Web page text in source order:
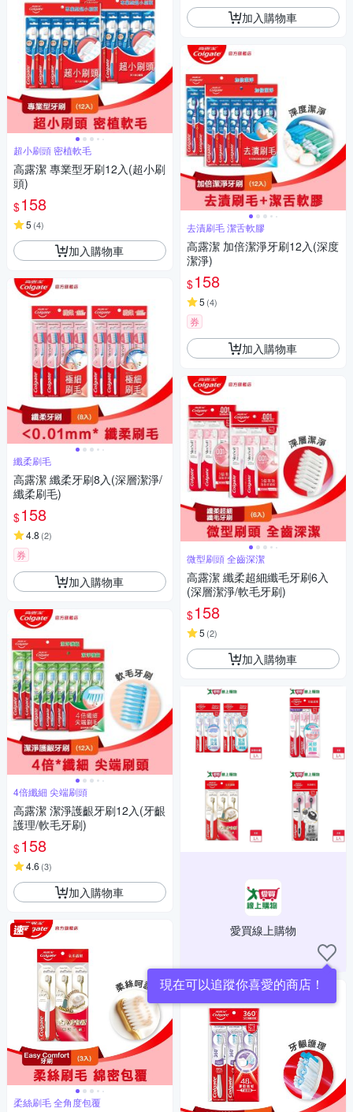
超小刷頭 密植軟毛
高露潔 專業型牙刷12入(超小刷
頭)
$158
5 (4)
加入購物車
纖柔刷毛
高露潔 纖柔牙刷8入(深層潔淨/
纖柔刷毛)
$158
4.8 (2)
券
加入購物車
4倍纖細 尖端刷頭
高露潔 潔淨護齦牙刷12入(牙齦
護理/軟毛牙刷)
$158
4.6 (3)
加入購物車
柔絲刷毛 全角度包覆
加入購物車
去漬刷毛 潔舌軟膠
高露潔 加倍潔淨牙刷12入(深度
潔淨)
$158
5 (4)
券
加入購物車
微型刷頭 全齒深潔
高露潔 纖柔超細纖毛牙刷6入
(深層潔淨/軟毛牙刷)
$158
5 (2)
加入購物車
愛買線上購物